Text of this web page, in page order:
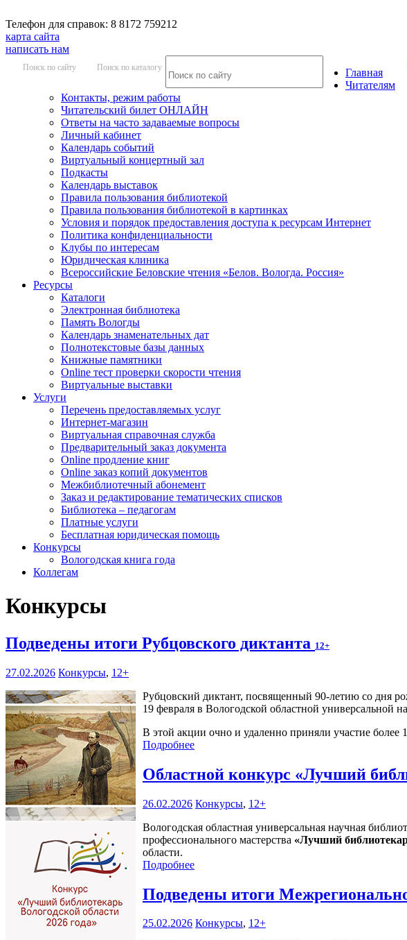
Телефон для справок: 8 8172 759212
карта сайта
написать нам
Поиск по сайту Поиск по каталогу
Главная
Читателям
Контакты, режим работы
Читательский билет ОНЛАЙН
Ответы на часто задаваемые вопросы
Личный кабинет
Календарь событий
Виртуальный концертный зал
Подкасты
Календарь выставок
Правила пользования библиотекой
Правила пользования библиотекой в картинках
Условия и порядок предоставления доступа к ресурсам Интернет
Политика конфиденциальности
Клубы по интересам
Юридическая клиника
Всероссийские Беловские чтения «Белов. Вологда. Россия»
Ресурсы
Каталоги
Электронная библиотека
Память Вологды
Календарь знаменательных дат
Полнотекстовые базы данных
Книжные памятники
Online тест проверки скорости чтения
Виртуальные выставки
Услуги
Перечень предоставляемых услуг
Интернет-магазин
Виртуальная справочная служба
Предварительный заказ документа
Online продление книг
Online заказ копий документов
Межбиблиотечный абонемент
Заказ и редактирование тематических списков
Библиотека – педагогам
Платные услуги
Бесплатная юридическая помощь
Конкурсы
Вологодская книга года
Коллегам
Конкурсы
Подведены итоги Рубцовского диктанта 12+
27.02.2026 Конкурсы, 12+
Рубцовский диктант, посвященный 90-летию со дня
19 февраля в Вологодской областной универсальной
В этой акции очно и удаленно приняли участие более
Подробнее
Областной конкурс «Лучший
26.02.2026 Конкурсы, 12+
Вологодская областная универсальная научная
профессионального мастерства «Лучший
области.
Подробнее
Подведены итоги
25.02.2026 Конкурсы, 12+